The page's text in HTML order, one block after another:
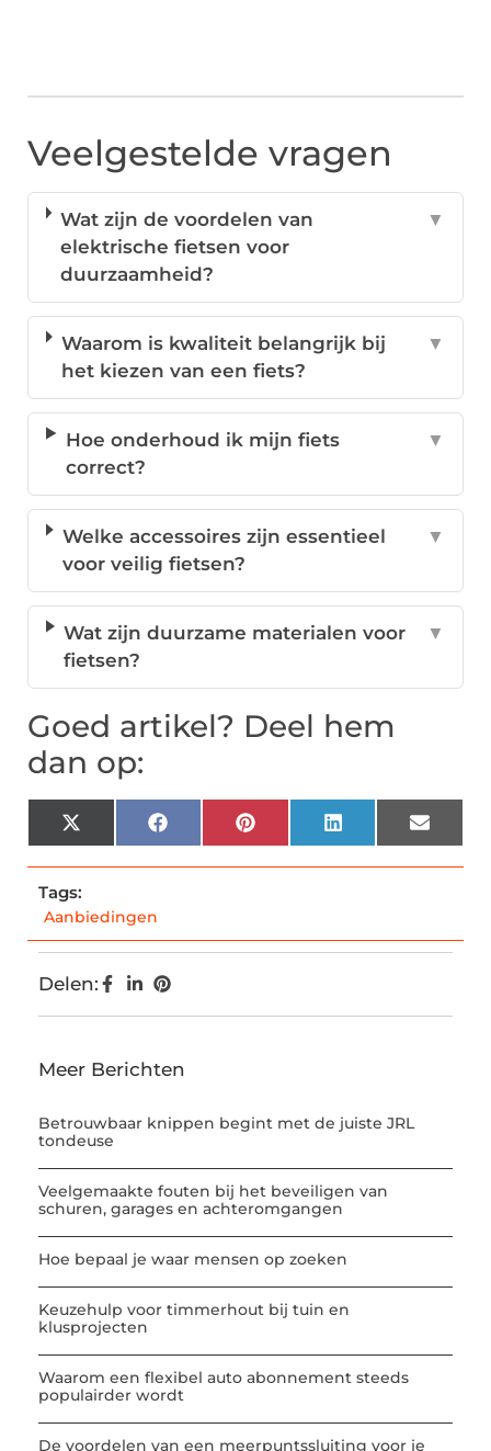
Veelgestelde vragen
Wat zijn de voordelen van
elektrische fietsen voor
duurzaamheid?
▼
Waarom is kwaliteit belangrijk bij
het kiezen van een fiets?
▼
Hoe onderhoud ik mijn fiets
correct?
▼
Welke accessoires zijn essentieel
voor veilig fietsen?
▼
Wat zijn duurzame materialen voor
fietsen?
▼
Goed artikel? Deel hem
dan op:
X
(Twitter)
FacebookPinterestLinkedInEmail
Tags:
Aanbiedingen
Delen:
Meer Berichten
Betrouwbaar knippen begint met de juiste JRL
tondeuse
Veelgemaakte fouten bij het beveiligen van
schuren, garages en achteromgangen
Hoe bepaal je waar mensen op zoeken
Keuzehulp voor timmerhout bij tuin en
klusprojecten
Waarom een flexibel auto abonnement steeds
populairder wordt
De voordelen van een meerpuntssluiting voor je